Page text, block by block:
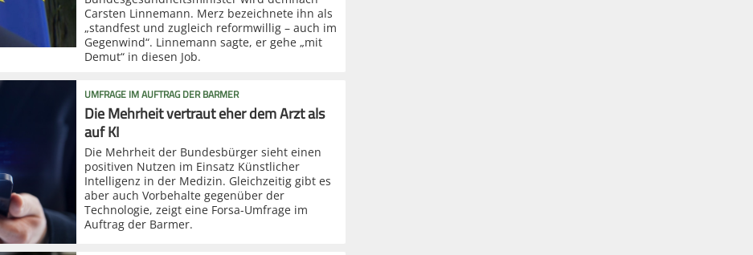
Carsten Linnemann. Merz bezeichnete ihn als
„standfest und zugleich reformwillig – auch im
Gegenwind“. Linnemann sagte, er gehe „mit
Demut“ in diesen Job.
UMFRAGE IM AUFTRAG DER BARMER
Die Mehrheit vertraut eher dem Arzt als
auf KI
Die Mehrheit der Bundesbürger sieht einen
positiven Nutzen im Einsatz Künstlicher
Intelligenz in der Medizin. Gleichzeitig gibt es
aber auch Vorbehalte gegenüber der
Technologie, zeigt eine Forsa-Umfrage im
Auftrag der Barmer.